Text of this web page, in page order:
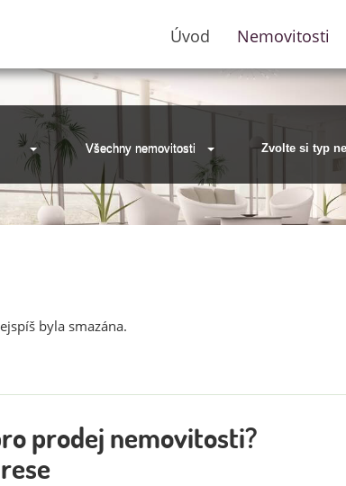
Úvod Nemovitosti
Všechny nemovitosti Zvolte si typ
byla smazána.
prodej nemovitosti?